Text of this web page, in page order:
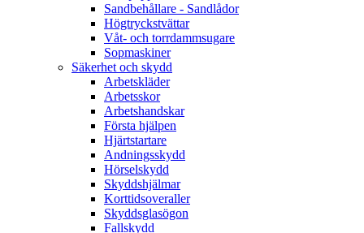
Sandbehållare - Sandlådor
Högtryckstvättar
Våt- och torrdammsugare
Sopmaskiner
Säkerhet och skydd
Arbetskläder
Arbetsskor
Arbetshandskar
Första hjälpen
Hjärtstartare
Andningsskydd
Hörselskydd
Skyddshjälmar
Korttidsoveraller
Skyddsglasögon
Fallskydd